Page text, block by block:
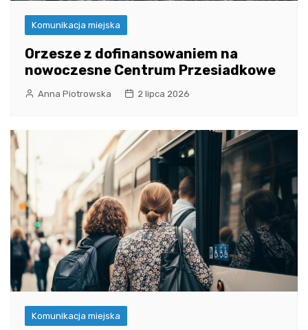
Komunikacja miejska
Orzesze z dofinansowaniem na
nowoczesne Centrum Przesiadkowe
Anna Piotrowska 2 lipca 2026
Komunikacja miejska